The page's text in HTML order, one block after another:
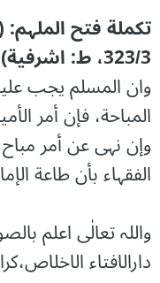
تکملة فتح
323/3، ط: اشرفیة)
وان المسلم یجب
المباحة، فإن أمر
وإن نہی عن أمر
الفقہاء بأن طاعة
واللہ تعالٰی اعلم
دارالافتاء